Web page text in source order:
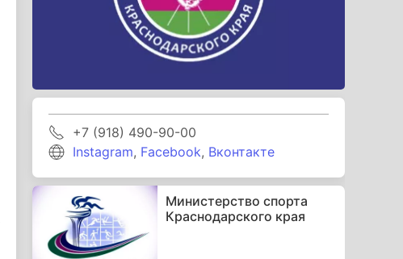
+7 (918) 490-90-00
Instagram, Facebook, Вконтакте
Министерство спорта
Краснодарского края